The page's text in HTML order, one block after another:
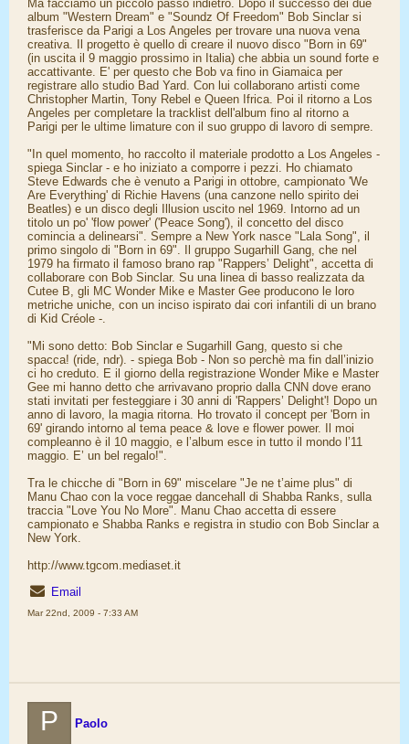
Ma facciamo un piccolo passo indietro. Dopo il successo dei due
album "Western Dream" e "Soundz Of Freedom" Bob Sinclar si
trasferisce da Parigi a Los Angeles per trovare una nuova vena
creativa. Il progetto è quello di creare il nuovo disco "Born in 69"
(in uscita il 9 maggio prossimo in Italia) che abbia un sound forte e
accattivante. E' per questo che Bob va fino in Giamaica per
registrare allo studio Bad Yard. Con lui collaborano artisti come
Christopher Martin, Tony Rebel e Queen Ifrica. Poi il ritorno a Los
Angeles per completare la tracklist dell'album fino al ritorno a
Parigi per le ultime limature con il suo gruppo di lavoro di sempre.
"In quel momento, ho raccolto il materiale prodotto a Los Angeles -
spiega Sinclar - e ho iniziato a comporre i pezzi. Ho chiamato
Steve Edwards che è venuto a Parigi in ottobre, campionato 'We
Are Everything' di Richie Havens (una canzone nello spirito dei
Beatles) e un disco degli Illusion uscito nel 1969. Intorno ad un
titolo un po' 'flow power' ('Peace Song'), il concetto del disco
comincia a delinearsi". Sempre a New York nasce "Lala Song", il
primo singolo di "Born in 69". Il gruppo Sugarhill Gang, che nel
1979 ha firmato il famoso brano rap "Rappers’ Delight", accetta di
collaborare con Bob Sinclar. Su una linea di basso realizzata da
Cutee B, gli MC Wonder Mike e Master Gee producono le loro
metriche uniche, con un inciso ispirato dai cori infantili di un brano
di Kid Créole -.
"Mi sono detto: Bob Sinclar e Sugarhill Gang, questo si che
spacca! (ride, ndr). - spiega Bob - Non so perchè ma fin dall’inizio
ci ho creduto. E il giorno della registrazione Wonder Mike e Master
Gee mi hanno detto che arrivavano proprio dalla CNN dove erano
stati invitati per festeggiare i 30 anni di 'Rappers’ Delight'! Dopo un
anno di lavoro, la magia ritorna. Ho trovato il concept per 'Born in
69' girando intorno al tema peace & love e flower power. Il moi
compleanno è il 10 maggio, e l’album esce in tutto il mondo l’11
maggio. E’ un bel regalo!".
Tra le chicche di "Born in 69" miscelare "Je ne t’aime plus" di
Manu Chao con la voce reggae dancehall di Shabba Ranks, sulla
traccia "Love You No More". Manu Chao accetta di essere
campionato e Shabba Ranks e registra in studio con Bob Sinclar a
New York.
http://www.tgcom.mediaset.it
Email
Mar 22nd, 2009 - 7:33 AM
P Paolo